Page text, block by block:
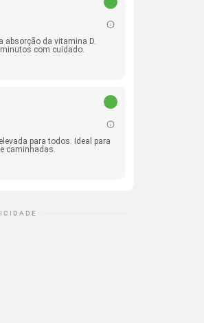
absorção da vitamina D.
com cuidado.
para todos. Ideal para
caminhadas.